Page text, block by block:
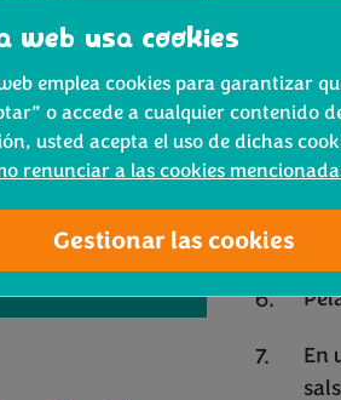
arroz
sésamo negra
1
En
web usa cookies
emplea cookies para garantizar
o accede a cualquier contenido
usted acepta el uso de dichas
renunciar a las cookies
Gestionar las cookies